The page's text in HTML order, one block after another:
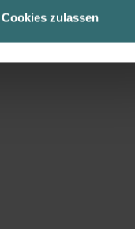
Informationen
über einen Link in der
Cookies zulassen